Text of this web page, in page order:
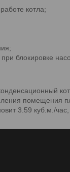
котла;
блокировке
3.59 куб.м./